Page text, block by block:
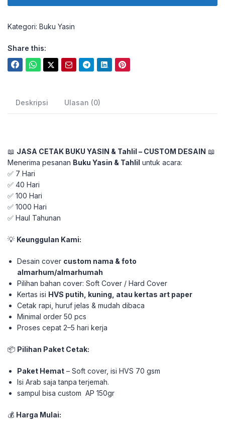
Kategori: Buku Yasin
Share this:
Deskripsi Ulasan (0)
📖 JASA CETAK BUKU YASIN & Tahlil – CUSTOM DESAIN 📖
Menerima pesanan Buku Yasin & Tahlil untuk acara:
✅ 7 Hari
✅ 40 Hari
✅ 100 Hari
✅ 1000 Hari
✅ Haul Tahunan
💡 Keunggulan Kami:
Desain cover custom nama & foto
almarhum/almarhumah
Pilihan bahan cover: Soft Cover / Hard Cover
Kertas isi HVS putih, kuning, atau kertas art paper
Cetak rapi, huruf jelas & mudah dibaca
Minimal order 50 pcs
Proses cepat 2–5 hari kerja
📦 Pilihan Paket Cetak:
Paket Hemat – Soft cover, isi HVS 70 gsm
Isi Arab saja tanpa terjemah.
sampul bisa custom AP 150gr
💰 Harga Mulai: